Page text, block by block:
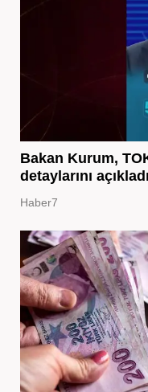
Bakan Kurum,
detaylarını açıkladı
Haber7